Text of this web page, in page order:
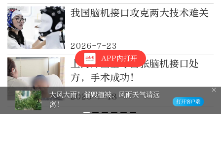
我国脑机接口攻克两大技术难关
2026-7-23
上海开出全球首张脑机接口处
方，手术成功！
2026-7-18
APP内打开
大风大雨！摧毁植被，风雨天气请远
离！